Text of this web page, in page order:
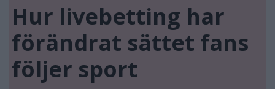
Hur livebetting har
förändrat sättet fans
följer sport